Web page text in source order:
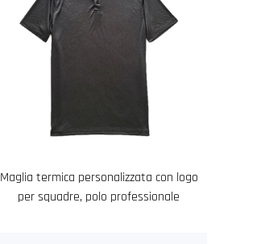
Maglia termica personalizzata con logo
per squadre, polo professionale